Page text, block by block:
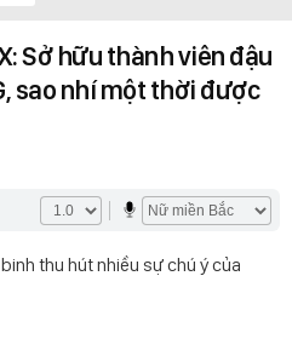
Sở hữu thành viên đậu
sao nhí một thời được
thu hút nhiều sự chú ý của